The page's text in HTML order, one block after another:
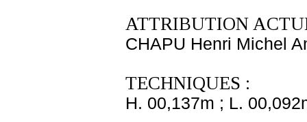
ATTRIBUTION
CHAPU Henri Michel
TECHNIQUES :
H. 00,137m ; L.